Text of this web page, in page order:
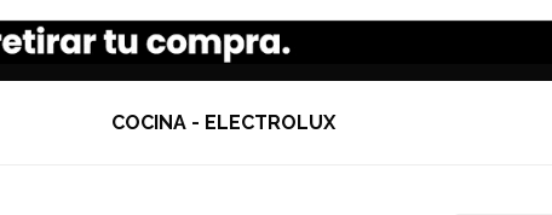
COCINA - ELECTROLUX